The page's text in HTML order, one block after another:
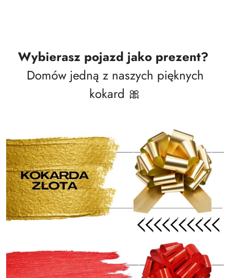
Wybierasz pojazd jako prezent?
Domów jedną z naszych pięknych
kokard 🎀